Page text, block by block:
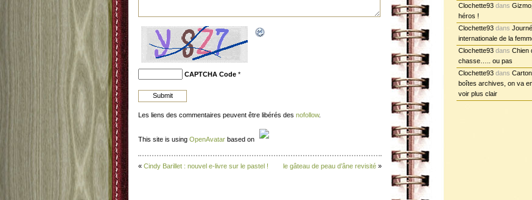
Clochette93 dans
héros !
Clochette93 dans
internationale de la
Clochette93 dans Chien
chasse….. ou pas
Clochette93 dans
boîtes archives, on va
voir plus clair
CAPTCHA Code *
Les liens des commentaires peuvent être libérés des nofollow.
This site is using OpenAvatar based on
« Cindy Barillet : nouvel e-livre sur le pastel ! le gâteau de peau d’âne revisité »